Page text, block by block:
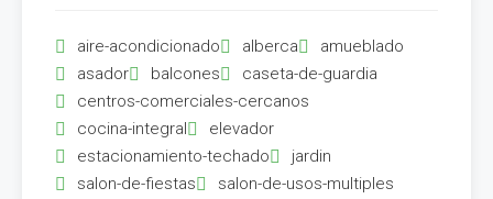
aire-acondicionado alberca
amueblado
asador
balcones
caseta-de-guardia
centros-comerciales-cercanos
cocina-integral
elevador
estacionamiento-techado
jardin
salon-de-fiestas
salon-de-usos-multiples